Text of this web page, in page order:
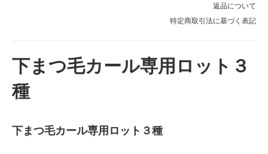
返品について
特定商取引法に基づく表記
下まつ毛カール専用ロット３
種
下まつ毛カール専用ロット３種